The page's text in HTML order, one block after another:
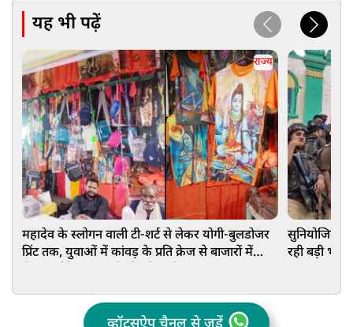
यह भी पढ़ें
राज्य
महादेव के स्लोगन वाली टी-शर्ट से लेकर योगी-बुलडोजर
प्रिंट तक, युवाओं में कांवड़ के प्रति क्रेज से बाजारों में
सुनियोजित
रही बड़ी